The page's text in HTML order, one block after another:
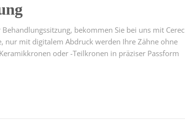
bekommen Sie bei uns mit Cerec
nur mit digitalem Abdruck werden Ihre Zähne ohne
oder -Teilkronen in präziser Passform